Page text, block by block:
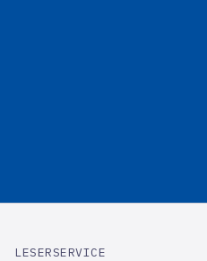
LESERSERVICE